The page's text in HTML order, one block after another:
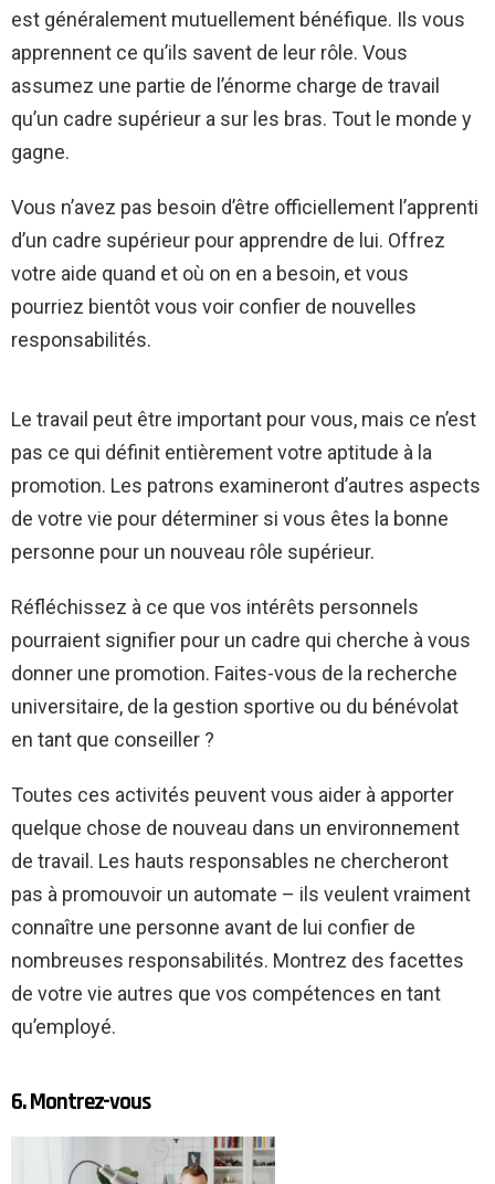
est généralement mutuellement bénéfique. Ils vous
apprennent ce qu’ils savent de leur rôle. Vous
assumez une partie de l’énorme charge de travail
qu’un cadre supérieur a sur les bras. Tout le monde y
gagne.
Vous n’avez pas besoin d’être officiellement l’apprenti
d’un cadre supérieur pour apprendre de lui. Offrez
votre aide quand et où on en a besoin, et vous
pourriez bientôt vous voir confier de nouvelles
responsabilités.
Le travail peut être important pour vous, mais ce n’est
pas ce qui définit entièrement votre aptitude à la
promotion. Les patrons examineront d’autres aspects
de votre vie pour déterminer si vous êtes la bonne
personne pour un nouveau rôle supérieur.
Réfléchissez à ce que vos intérêts personnels
pourraient signifier pour un cadre qui cherche à vous
donner une promotion. Faites-vous de la recherche
universitaire, de la gestion sportive ou du bénévolat
en tant que conseiller ?
Toutes ces activités peuvent vous aider à apporter
quelque chose de nouveau dans un environnement
de travail. Les hauts responsables ne chercheront
pas à promouvoir un automate – ils veulent vraiment
connaître une personne avant de lui confier de
nombreuses responsabilités. Montrez des facettes
de votre vie autres que vos compétences en tant
qu’employé.
6. Montrez-vous